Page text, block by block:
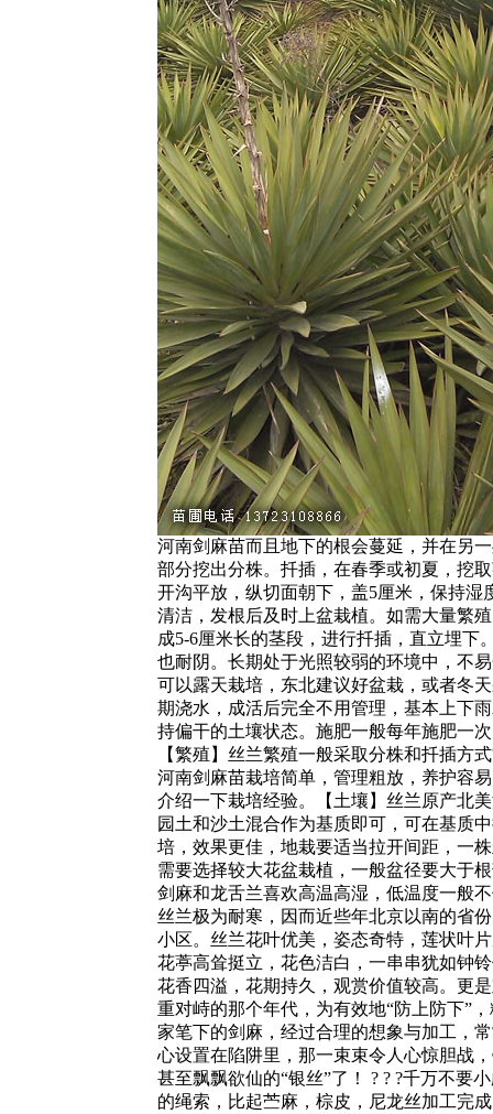
河南剑麻苗而且地下的根会蔓延，并在另
部分挖出分株。扦插，在春季或初夏，挖
开沟平放，纵切面朝下，盖5厘米，保持湿
清洁，发根后及时上盆栽植。如需大量繁
成5-6厘米长的茎段，进行扦插，直立埋下
也耐阴。长期处于光照较弱的环境中，不
可以露天栽培，东北建议好盆栽，或者冬
期浇水，成活后完全不用管理，基本上下
持偏干的土壤状态。施肥一般每年施肥一
【繁殖】丝兰繁殖一般采取分株和扦插方
河南剑麻苗栽培简单，管理粗放，养护容
介绍一下栽培经验。【土壤】丝兰原产北
园土和沙土混合作为基质即可，可在基质
培，效果更佳，地栽要适当拉开间距，一
需要选择较大花盆栽植，一般盆径要大于
剑麻和龙舌兰喜欢高温高湿，低温度一般
丝兰极为耐寒，因而近些年北京以南的省
小区。丝兰花叶优美，姿态奇特，莲状叶
花葶高耸挺立，花色洁白，一串串犹如钟
花香四溢，花期持久，观赏价值较高。更
重对峙的那个年代，为有效地“防上防下”
家笔下的剑麻，经过合理的想象与加工，
心设置在陷阱里，那一束束令人心惊胆战
甚至飘飘欲仙的“银丝”了！ ? ? ?千万不要
的绳索，比起苎麻，棕皮，尼龙丝加工完